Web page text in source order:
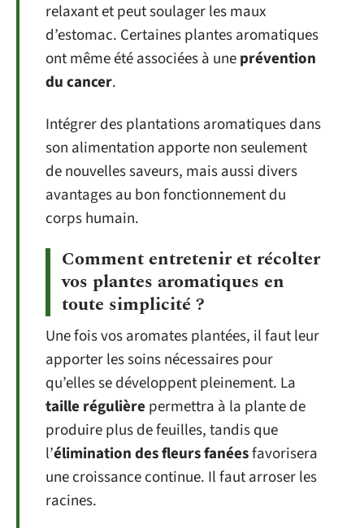
relaxant et peut soulager les maux
d’estomac. Certaines plantes aromatiques
ont même été associées à uneprévention
du cancer.
Intégrer des plantations aromatiques dans
son alimentation apporte non seulement
de nouvelles saveurs, mais aussi divers
avantages au bon fonctionnement du
corps humain.
Comment entretenir et récolter
vos plantes aromatiques en
toute simplicité ?
Une fois vos aromates plantées, il faut leur
apporter les soins nécessaires pour
qu’elles se développent pleinement. La
taille régulière permettra à la plante de
produire plus de feuilles, tandis que
l’élimination des fleurs fanéesfavorisera
une croissance continue. Il faut arroser les
racines.